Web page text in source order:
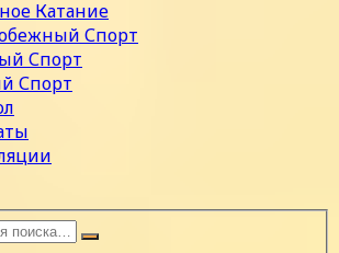
Катание
Спорт
Спорт
Спорт